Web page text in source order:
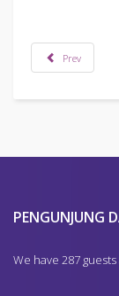
Prev
PENGUNJUNG
We have 287